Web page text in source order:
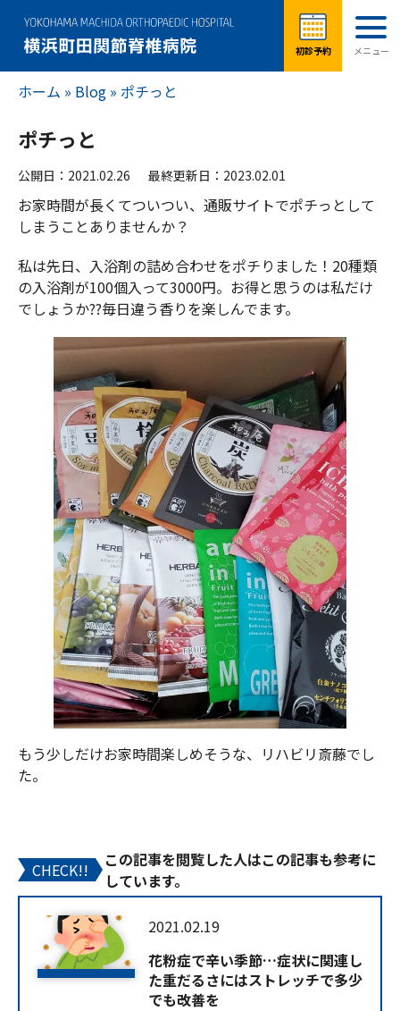
ホーム » Blog » ポチっと
ポチっと
公開日：2021.02.26 最終更新日：2023.02.01
お家時間が長くてついつい、通販サイトでポチっとして
しまうことありませんか？
私は先日、入浴剤の詰め合わせをポチりました！20種類
の入浴剤が100個入って3000円。お得と思うのは私だけ
でしょうか??毎日違う香りを楽しんでます。
もう少しだけお家時間楽しめそうな、リハビリ斎藤でし
た。
CHECK!!
この記事を閲覧した人はこの記事も参考に
しています。
2021.02.19
花粉症で辛い季節…症状に関連し
た重だるさにはストレッチで多少
でも改善を